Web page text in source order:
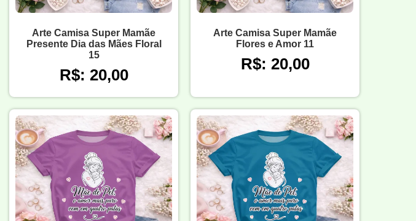
Arte Camisa Super Mamãe
Presente Dia das Mães Floral
15
R$: 20,00
Arte Camisa Super Mamãe
Flores e Amor 11
R$: 20,00